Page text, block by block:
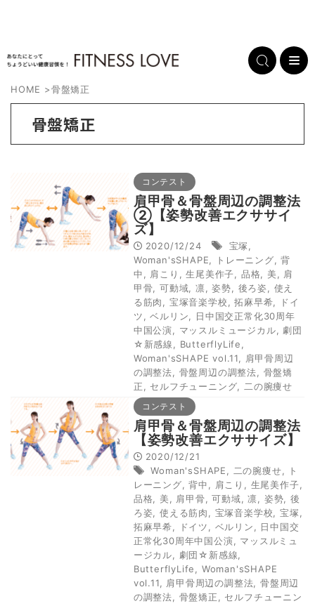
HOME >骨盤矯正
骨盤矯正
コンテスト
肩甲骨＆骨盤周辺の調整法
②【姿勢改善エクササイ
ズ】
2020/12/24 宝塚
Woman'sSHAPE
トレーニング ,背
中
肩こり ,生尾美作子 品格 美
肩
甲骨
可動域 凛 ,姿勢 後ろ姿
使え
る筋肉
宝塚音楽学校 ,拓麻早希
ドイ
ツ ,ベルリン
日中国交正常化30周年
中国公演
マッスルミュージカル
劇団
☆新感線
ButterflyLife
Woman'sSHAPE vol.11
肩甲骨周辺
の調整法
骨盤周辺の調整法
骨盤矯
正
セルフチューニング 二の腕痩せ
コンテスト
肩甲骨＆骨盤周辺の調整法
【姿勢改善エクササイズ】
2020/12/21
Woman'sSHAPE
二の腕痩せ
ト
レーニング ,背中 肩こり 生尾美作子
品格
美 肩甲骨 ,可動域 ,凛 姿勢 ,後
ろ姿
使える筋肉 宝塚音楽学校 宝塚
拓麻早希
ドイツ ベルリン
日中国交
正常化30周年中国公演
マッスルミュ
ージカル
劇団☆新感線
ButterflyLife
Woman'sSHAPE
vol.11
肩甲骨周辺の調整法
骨盤周辺
の調整法
骨盤矯正
セルフチューニン